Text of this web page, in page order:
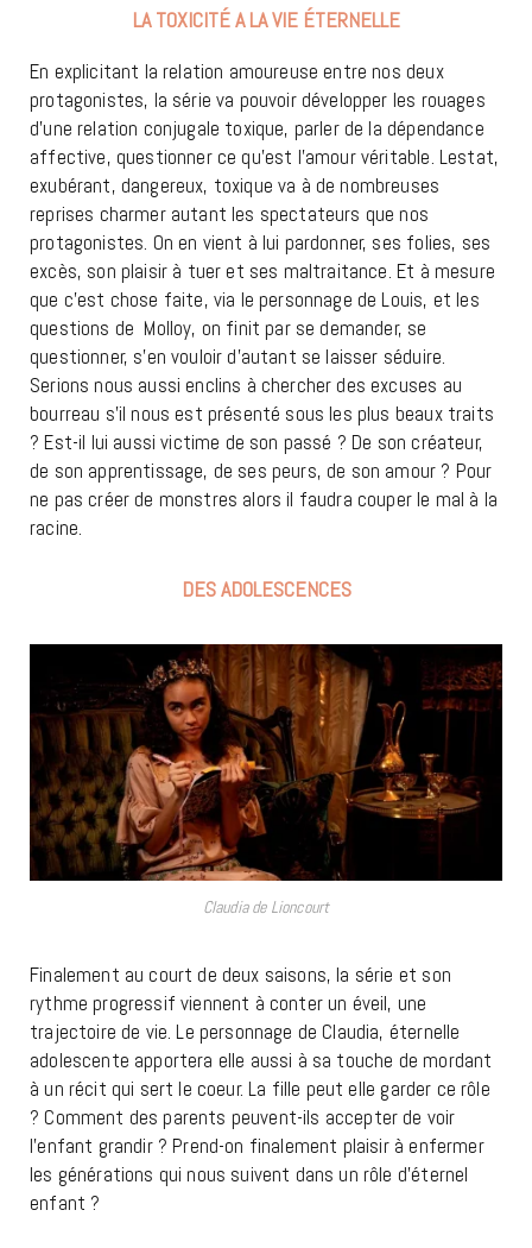
LA TOXICITÉ A LA VIE ÉTERNELLE
En explicitant la relation amoureuse entre nos deux
protagonistes, la série va pouvoir développer les rouages
d’une relation conjugale toxique, parler de la dépendance
affective, questionner ce qu’est l’amour véritable. Lestat,
exubérant, dangereux, toxique va à de nombreuses
reprises charmer autant les spectateurs que nos
protagonistes. On en vient à lui pardonner, ses folies, ses
excès, son plaisir à tuer et ses maltraitance. Et à mesure
que c’est chose faite, via le personnage de Louis, et les
questions de Molloy, on finit par se demander, se
questionner, s’en vouloir d’autant se laisser séduire.
Serions nous aussi enclins à chercher des excuses au
bourreau s’il nous est présenté sous les plus beaux traits
? Est-il lui aussi victime de son passé ? De son créateur,
de son apprentissage, de ses peurs, de son amour ? Pour
ne pas créer de monstres alors il faudra couper le mal à la
racine.
DES ADOLESCENCES
Claudia de Lioncourt
Finalement au court de deux saisons, la série et son
rythme progressif viennent à conter un éveil, une
trajectoire de vie. Le personnage de Claudia, éternelle
adolescente apportera elle aussi à sa touche de mordant
à un récit qui sert le coeur. La fille peut elle garder ce rôle
? Comment des parents peuvent-ils accepter de voir
l’enfant grandir ? Prend-on finalement plaisir à enfermer
les générations qui nous suivent dans un rôle d’éternel
enfant ?